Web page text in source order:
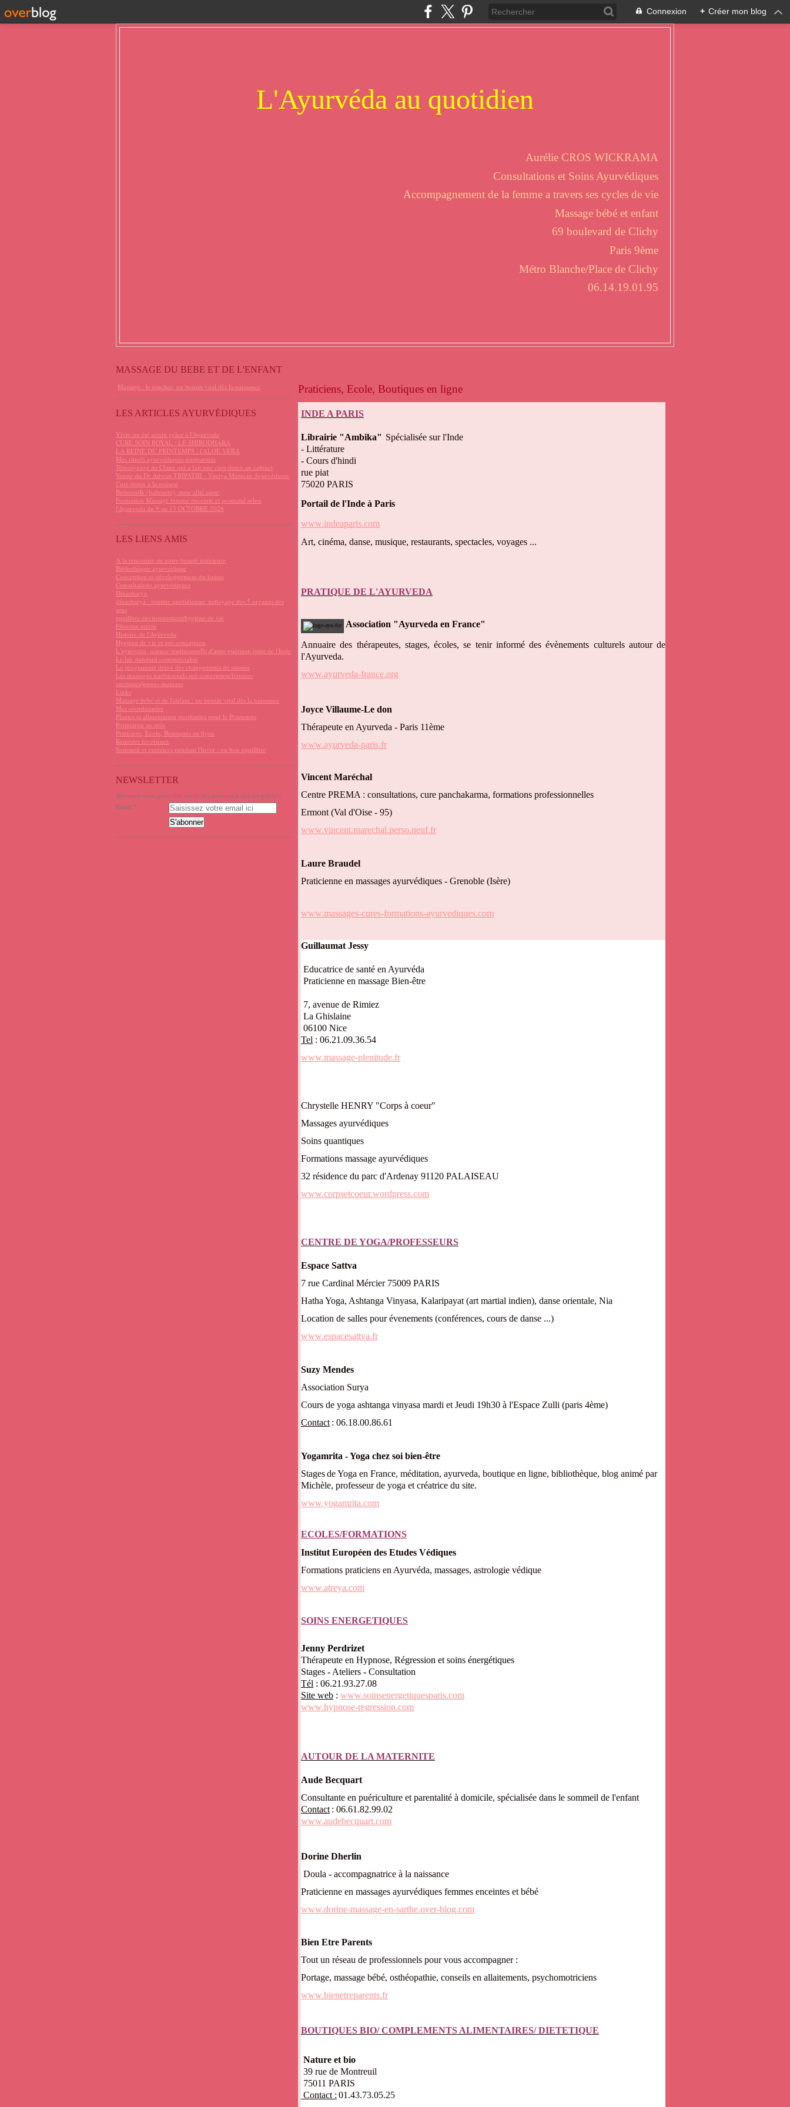
Connexion + Créer mon blog
L'Ayurvéda au quotidien
Aurélie CROS WICKRAMA
Consultations et Soins Ayurvédiques
Accompagnement de la femme a travers ses cycles de vie
Massage bébé et enfant
69 boulevard de Clichy
Paris 9ème
Métro Blanche/Place de Clichy
06.14.19.01.95
MASSAGE DU BEBE ET DE L'ENFANT
Massage : le toucher, un besoin vital dès la naissance
LES ARTICLES AYURVÉDIQUES
Vivre un été serein grâce à l'Ayurveda
CURE SOIN ROYAL : LE SHIRODHARA
LA REINE DU PRINTEMPS : l'ALOE VERA
Mes rituels ayurvédiques postpartum
Témoignage de Claire qui a fait une cure detox au cabinet
Venue du Dr Adwait TRIPATHI - Vaidya Médecin Ayurvédique
Cure detox à la maison
Buttermilk (babeurre), mon allié santé
Formation Massage femme enceinte et postnatal selon
l'Ayurveda du 9 au 13 OCTOBRE 2026
LES LIENS AMIS
A la rencontre de notre beauté intérieure
Bibliothèque ayurvédique
Conception et développement du foetus
Consultations ayurvédiques
Dinacharya
dinacharya : routine quotidienne, nettoyage des 5 organes des
sens
equilibre environnement/hygiène de vie
Fibrome utérin
Histoire de l'Ayurveda
Hygiène de vie et pré-conception
L'ayurveda, science traditionnelle d'auto-guérison issue de l'Inde
Le lait standard commercialisé
Le programme détox des changements de saisons
Les massages traditionnels pré-conception/femmes
enceintes/jeunes mamans
Links
Massage bébé et de l'enfant : un besoin vital dès la naissance
Mes coordonnées
Plantes et alimentation purifiantes pour le Printemps
Potimaron au tofu
Praticiens, Ecole, Boutiques en ligne
Remèdes hivernaux
Sommeil et exercices pendant l'hiver : un bon équilibre
NEWSLETTER
Abonnez-vous pour être averti des nouveaux articles publiés.
Email
Praticiens, Ecole, Boutiques en ligne
INDE A PARIS
Librairie "Ambika" Spécialisée sur l'Inde
- Littérature
- Cours d'hindi
rue piat
75020 PARIS
Portail de l'Inde à Paris
www.indeaparis.com
Art, cinéma, danse, musique, restaurants, spectacles, voyages ...
PRATIQUE DE L'AYURVEDA
Association "Ayurveda en France"
Annuaire des thérapeutes, stages, écoles, se tenir informé des évènements culturels autour de
l'Ayurveda.
www.ayurveda-france.org
Joyce Villaume-Le don
Thérapeute en Ayurveda - Paris 11ème
www.ayurveda-paris.fr
Vincent Maréchal
Centre PREMA : consultations, cure panchakarma, formations professionnelles
Ermont (Val d'Oise - 95)
www.vincent.marechal.perso.neuf.fr
Laure Braudel
Praticienne en massages ayurvédiques - Grenoble (Isère)
www.massages-cures-formations-ayurvediques.com
Guillaumat Jessy
Educatrice de santé en Ayurvéda
Praticienne en massage Bien-être
7, avenue de Rimiez
La Ghislaine
06100 Nice
Tel : 06.21.09.36.54
www.massage-plenitude.fr
Chrystelle HENRY "Corps à coeur"
Massages ayurvédiques
Soins quantiques
Formations massage ayurvédiques
32 résidence du parc d'Ardenay 91120 PALAISEAU
www.corpsetcoeur.wordpress.com
CENTRE DE YOGA/PROFESSEURS
Espace Sattva
7 rue Cardinal Mércier 75009 PARIS
Hatha Yoga, Ashtanga Vinyasa, Kalaripayat (art martial indien), danse orientale, Nia
Location de salles pour évenements (conférences, cours de danse ...)
www.espacesattva.fr
Suzy Mendes
Association Surya
Cours de yoga ashtanga vinyasa mardi et Jeudi 19h30 à l'Espace Zulli (paris 4ème)
Contact : 06.18.00.86.61
Yogamrita - Yoga chez soi bien-être
Stagesde Yoga en France, méditation, ayurveda, boutique en ligne, bibliothèque, blog animé par
Michèle, professeur de yoga et créatrice du site.
www.yogamrita.com
ECOLES/FORMATIONS
Institut Européen des Etudes Védiques
Formations praticiens en Ayurvéda, massages, astrologie védique
www.atreya.com
SOINS ENERGETIQUES
Jenny Perdrizet
Thérapeute en Hypnose, Régression et soins énergétiques
Stages - Ateliers - Consultation
Tél : 06.21.93.27.08
Site web : www.soinsenergetiquesparis.com
www.hypnose-regression.com
AUTOUR DE LA MATERNITE
Aude Becquart
Consultante en puériculture et parentalité à domicile, spécialisée dans le sommeil de l'enfant
Contact : 06.61.82.99.02
www.audebecquart.com
Dorine Dherlin
Doula - accompagnatrice à la naissance
Praticienne en massages ayurvédiques femmes enceintes et bébé
www.dorine-massage-en-sarthe.over-blog.com
Bien Etre Parents
Tout un réseau de professionnels pour vous accompagner :
Portage, massage bébé, osthéopathie, conseils en allaitements, psychomotriciens
www.bienetreparents.fr
BOUTIQUES BIO/ COMPLEMENTS ALIMENTAIRES/ DIETETIQUE
Nature et bio
39 rue de Montreuil
75011 PARIS
Contact : 01.43.73.05.25